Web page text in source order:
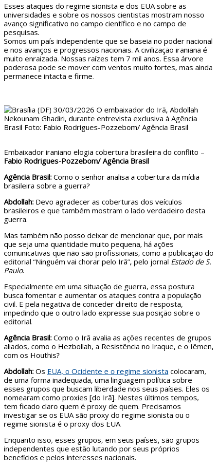
Esses ataques do regime sionista e dos EUA sobre as
universidades e sobre os nossos cientistas mostram nosso
avanço significativo no campo científico e no campo de
pesquisas.
Somos um país independente que se baseia no poder nacional
e nos avanços e progressos nacionais. A civilização iraniana é
muito enraizada. Nossas raízes tem 7 mil anos. Essa árvore
poderosa pode se mover com ventos muito fortes, mas ainda
permanece intacta e firme.
Embaixador iraniano elogia cobertura brasileira do conflito –
Fabio Rodrigues-Pozzebom/ Agência Brasil
Agência Brasil: Como o senhor analisa a cobertura da mídia
brasileira sobre a guerra?
Abdollah: Devo agradecer as coberturas dos veículos
brasileiros e que também mostram o lado verdadeiro desta
guerra.
Mas também não posso deixar de mencionar que, por mais
que seja uma quantidade muito pequena, há ações
comunicativas que não são profissionais, como a publicação do
editorial “Ninguém vai chorar pelo Irã”, pelo jornal Estado de S.
Paulo.
Especialmente em uma situação de guerra, essa postura
busca fomentar e aumentar os ataques contra a população
civil. E pela negativa de conceder direito de resposta,
impedindo que o outro lado expresse sua posição sobre o
editorial.
Agência Brasil: Como o Irã avalia as ações recentes de grupos
aliados, como o Hezbollah, a Resistência no Iraque, e o Iêmen,
com os Houthis?
Abdollah: Os EUA, o Ocidente e o regime sionista colocaram,
de uma forma inadequada, uma linguagem política sobre
esses grupos que buscam liberdade nos seus países. Eles os
nomearam como proxies [do Irã]. Nestes últimos tempos,
tem ficado claro quem é proxy de quem. Precisamos
investigar se os EUA são proxy do regime sionista ou o
regime sionista é o proxy dos EUA.
Enquanto isso, esses grupos, em seus países, são grupos
independentes que estão lutando por seus próprios
benefícios e pelos interesses nacionais.